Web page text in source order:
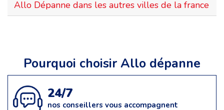
Allo Dépanne dans les autres villes de la france
Pourquoi choisir Allo dépanne
24/7
nos conseillers vous accompagnent